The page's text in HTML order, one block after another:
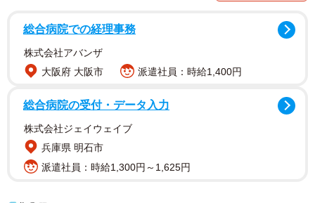
総合病院での経理事務
株式会社アバンザ
大阪府 大阪市
派遣社員：時給1,400円
総合病院の受付・データ入力
株式会社ジェイウェイブ
兵庫県 明石市
派遣社員：時給1,300円～1,625円